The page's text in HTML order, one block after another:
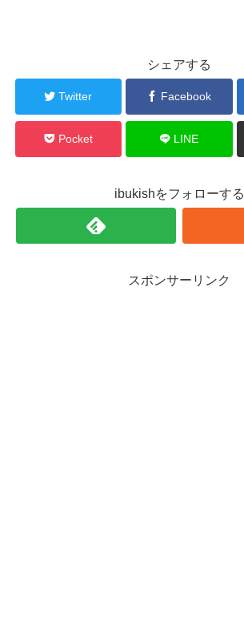
シェアする
Twitter Facebook
Pocket LINE
ibukishをフォローする
スポンサーリンク